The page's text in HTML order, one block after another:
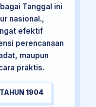
Tanggal ini
nasional.,
efektif
perencanaan
maupun
praktis.
TAHUN 1904